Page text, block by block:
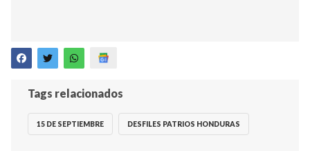
Tags relacionados
15 DE SEPTIEMBRE DESFILES PATRIOS HONDURAS